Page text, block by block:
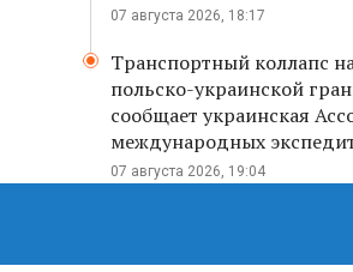
07 августа 2026, 18:17
Транспортный коллапс
польско-украинской
сообщает украинская
международных
07 августа 2026, 19:04